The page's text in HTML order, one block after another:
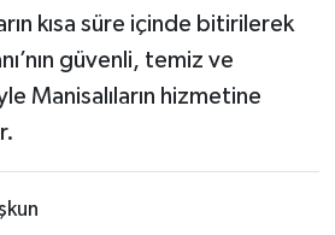
kısa süre içinde bitirilerek
güvenli, temiz ve
Manisalıların hizmetine